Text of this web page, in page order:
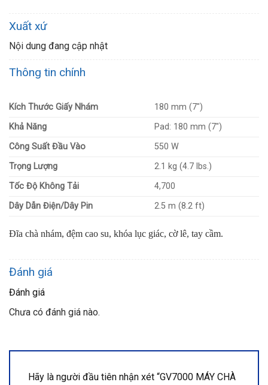
Xuất xứ
Nội dung đang cập nhật
Thông tin chính
Kích Thước Giấy Nhám
180 mm (7″)
Khả Năng
Pad: 180 mm (7″)
Công Suất Đầu Vào
550 W
Trọng Lượng
2.1 kg (4.7 lbs.)
Tốc Độ Không Tải
4,700
Dây Dẫn Điện/Dây Pin
2.5 m (8.2 ft)
Đĩa chà nhám, đệm cao su, khóa lục giác, cờ lê, tay cầm.
Đánh giá
Đánh giá
Chưa có đánh giá nào.
Hãy là người đầu tiên nhận xét “GV7000 MÁY CHÀ